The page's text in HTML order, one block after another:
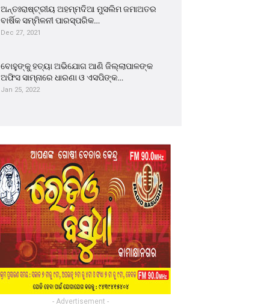
ଅନ୍ତଃରାଷ୍ଟ୍ରୀୟ ଅହମ୍ମଦିଆ ମୁସଲିମ ଜମାଅତର
ବାର୍ଷିକ ସମ୍ମିଳନୀ ପାରସ୍ପରିକ…
Dec 27, 2021
ବୋହୁଙ୍କୁ ହତ୍ୟା ଅଭିଯୋଗ ଆଣି ଜିଲ୍ଲାପାଳଙ୍କ
ଅଫିସ ସାମ୍ନାରେ ଧାରଣା ଓ ଏସପିଙ୍କ…
Jan 25, 2022
- Advertisement -